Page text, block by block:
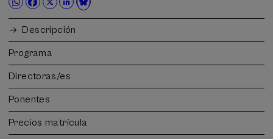
Descripción
Programa
Directoras/es
Ponentes
Precios matrícula